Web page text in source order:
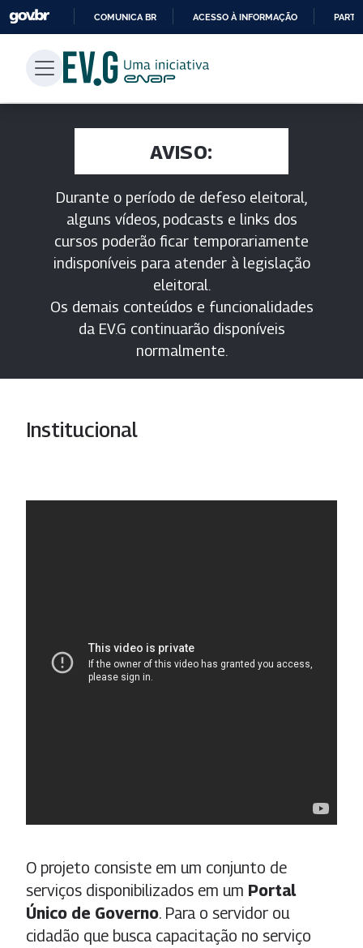
PARA
CONTEÚDO
COMUNICA BR ACESSO À INFORMAÇÃO
AVISO:
Durante o período de defeso eleitoral,
alguns vídeos, podcasts e links dos
cursos poderão ficar temporariamente
indisponíveis para atender à legislação
eleitoral.
Os demais conteúdos e funcionalidades
da EV.G continuarão disponíveis
normalmente.
Institucional
O projeto consiste em um conjunto de
serviços disponibilizados em um Portal
Único de Governo. Para o servidor ou
cidadão que busca capacitação no serviço